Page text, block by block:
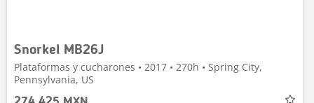
Snorkel MB26J
Plataformas y cucharones • 2017 • 270h • Spring City,
Pennsylvania, US